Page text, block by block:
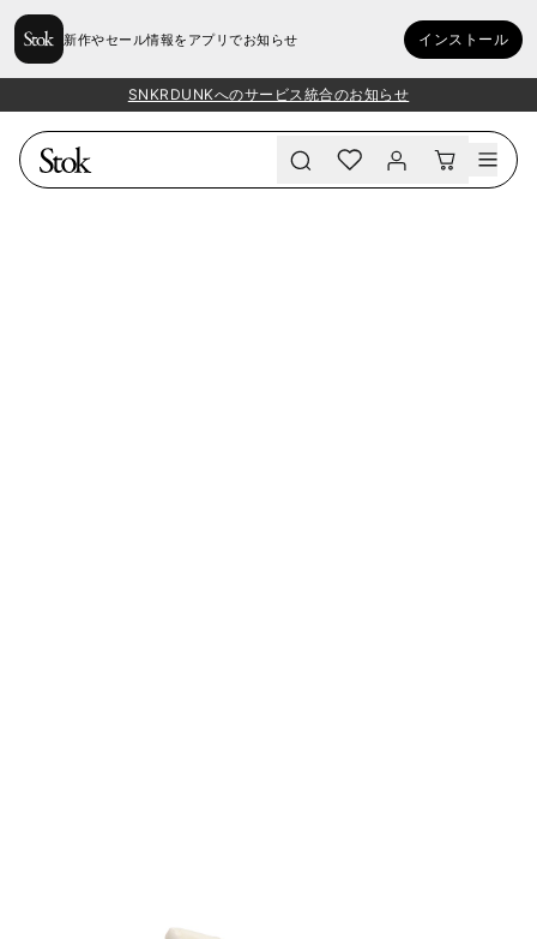
新作やセール情報をアプリでお知らせ インストール
SNKRDUNKへのサービス統合のお知らせ